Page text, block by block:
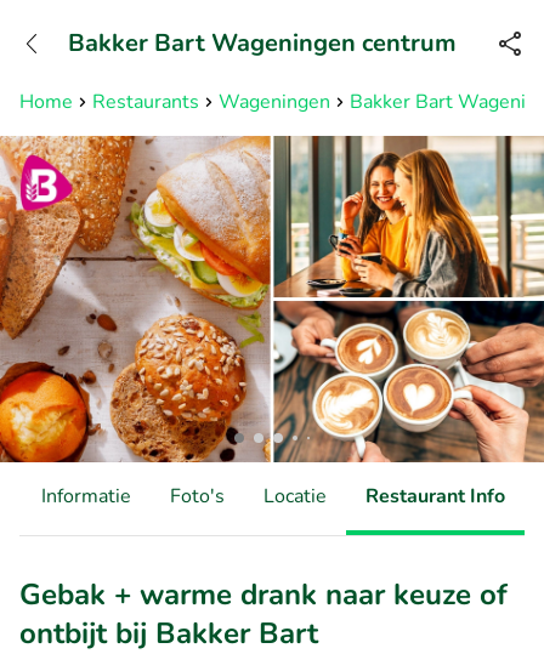
Bereikbaar tot 23:00 uur
Home Restaurants Wageningen Bakker Bart
Bakker Bart Wageningen centrum
Informatie Foto's Locatie Restaurant Info
Gebak + warme drank naar keuze of
ontbijt bij Bakker Bart